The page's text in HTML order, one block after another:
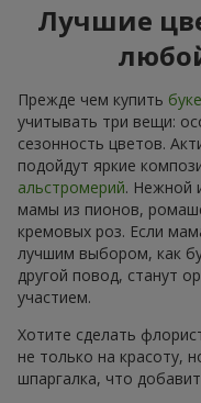
Лучшие
Прежде чем купить
учитывать три вещи:
сезонность цветов.
подойдут яркие
альстромерий. Нежной
мамы из пионов,
кремовых роз. Если
лучшим выбором, как
другой повод, станут
участием.
Хотите сделать
не только на красоту,
шпаргалка, что